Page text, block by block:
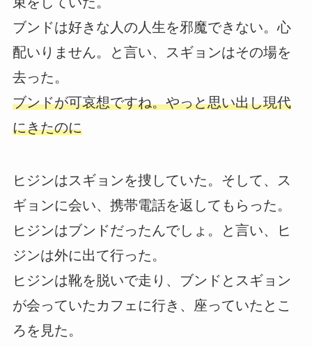
ブンドは好きな人の人生を邪魔できない。心
配いりません。と言い、スギョンはその場を
去った。
ブンドが可哀想ですね。やっと思い出し現代
にきたのに
ヒジンはスギョンを捜していた。そして、ス
ギョンに会い、携帯電話を返してもらった。
ヒジンはブンドだったんでしょ。と言い、ヒ
ジンは外に出て行った。
ヒジンは靴を脱いで走り、ブンドとスギョン
が会っていたカフェに行き、座っていたとこ
ろを見た。